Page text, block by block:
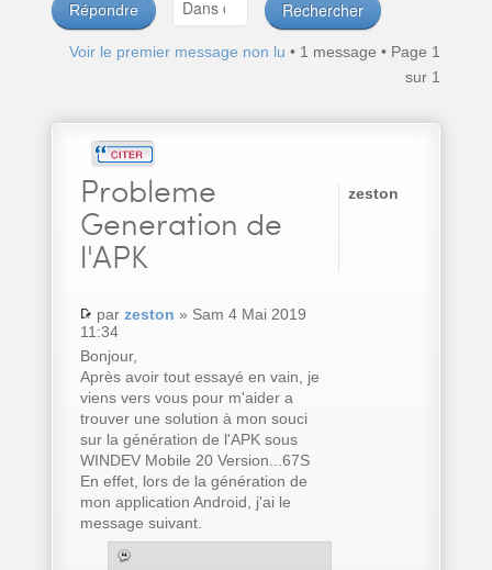
Répondre
Voir le premier message non lu • 1 message • Page 1
sur 1
Probleme
Generation de
l'APK
par zeston » Sam 4 Mai 2019
11:34
Bonjour,
Après avoir tout essayé en vain, je
viens vers vous pour m'aider a
trouver une solution à mon souci
sur la génération de l'APK sous
WINDEV Mobile 20 Version...67S
En effet, lors de la génération de
mon application Android, j'ai le
message suivant.
zeston